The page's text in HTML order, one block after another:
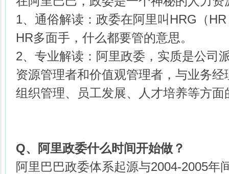
1、通俗解读：政委在阿里叫HRG（
HR多面手，什么都要管的意思。
2、专业解读：阿里政委，实质是公司
资源管理者和价值观管理者，与业务
组织管理、员工发展、人才培养等方面
Q、
阿里政委什么时间开始做？
阿里巴巴政委体系起源与2004-2005年